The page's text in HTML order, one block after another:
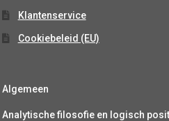
Klantenservice
Cookiebeleid (EU)
Algemeen
Analytische filosofie en logisch